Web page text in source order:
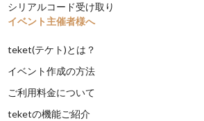
シリアルコード受け取り
イベント主催者様へ
teket(テケト)とは？
イベント作成の方法
ご利用料金について
teketの機能ご紹介